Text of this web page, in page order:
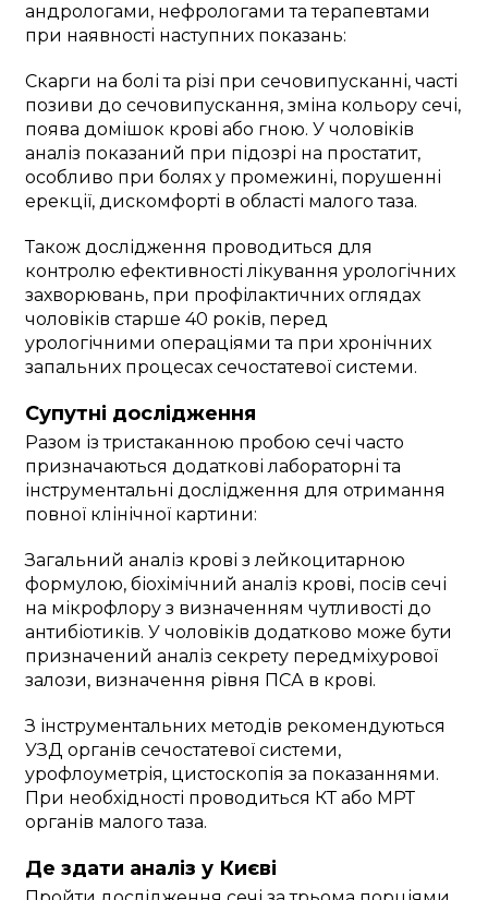
андрологами, нефрологами та терапевтами
при наявності наступних показань:
Скарги на болі та різі при сечовипусканні, часті
позиви до сечовипускання, зміна кольору сечі,
поява домішок крові або гною. У чоловіків
аналіз показаний при підозрі на простатит,
особливо при болях у промежині, порушенні
ерекції, дискомфорті в області малого таза.
Також дослідження проводиться для
контролю ефективності лікування урологічних
захворювань, при профілактичних оглядах
чоловіків старше 40 років, перед
урологічними операціями та при хронічних
запальних процесах сечостатевої системи.
Супутні дослідження
Разом із тристаканною пробою сечі часто
призначаються додаткові лабораторні та
інструментальні дослідження для отримання
повної клінічної картини:
Загальний аналіз крові з лейкоцитарною
формулою, біохімічний аналіз крові, посів сечі
на мікрофлору з визначенням чутливості до
антибіотиків. У чоловіків додатково може бути
призначений аналіз секрету передміхурової
залози, визначення рівня ПСА в крові.
З інструментальних методів рекомендуються
УЗД органів сечостатевої системи,
урофлоуметрія, цистоскопія за показаннями.
При необхідності проводиться КТ або МРТ
органів малого таза.
Де здати аналіз у Києві